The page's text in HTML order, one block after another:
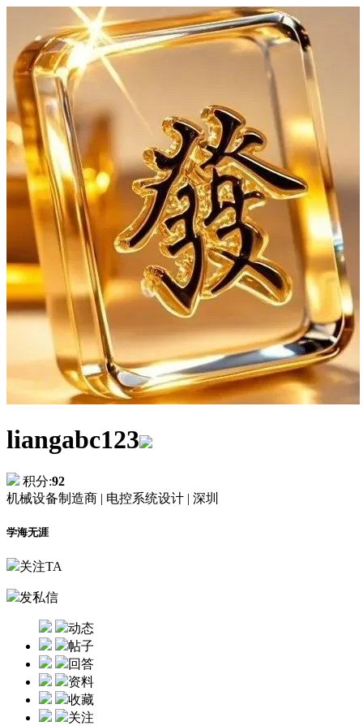
liangabc123
积分:92
机械设备制造商 | 电控系统设计 | 深圳
学海无涯
关注TA
发私信
动态
帖子
回答
资料
收藏
关注